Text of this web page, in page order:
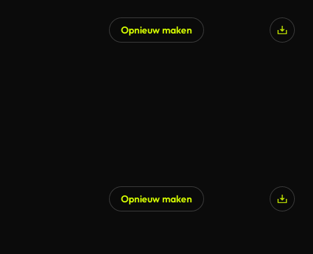
Opnieuw maken
Opnieuw maken